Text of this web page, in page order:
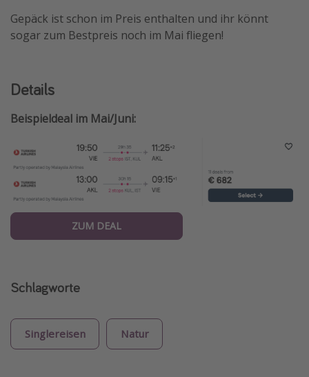
Gepäck ist schon im Preis enthalten und ihr könnt
sogar zum Bestpreis noch im Mai fliegen!
Details
Beispieldeal im Mai/Juni:
ZUM DEAL
Schlagworte
Singlereisen Natur